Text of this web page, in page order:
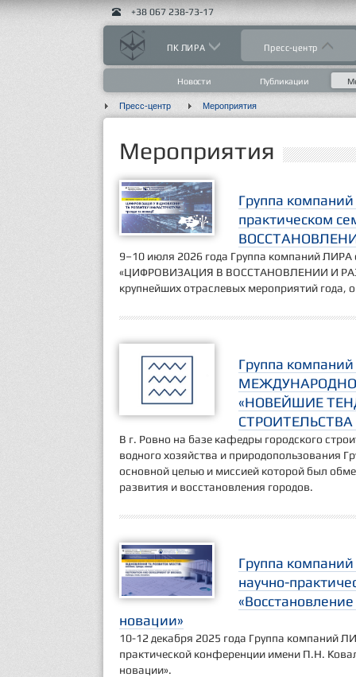
+38 067 238-73-17
ПК ЛИРА Пресс-центр
Новости Публикации
Пресс-центр Мероприятия
Мероприятия
Группа
практическом
9–10 июля 2026 года Группа компаний ЛИРА
«ЦИФРОВИЗАЦИЯ В ВОССТАНОВЛЕНИИ И
крупнейших отраслевых мероприятий года,
Группа
«НОВЕЙШИЕ
В г. Ровно на базе кафедры городского
водного хозяйства и природопользования
основной целью и миссией которой был
развития и восстановления городов.
Группа
научно-
новации»
10-12 декабря 2025 года Группа компаний
практической конференции имени П.Н.
новации».